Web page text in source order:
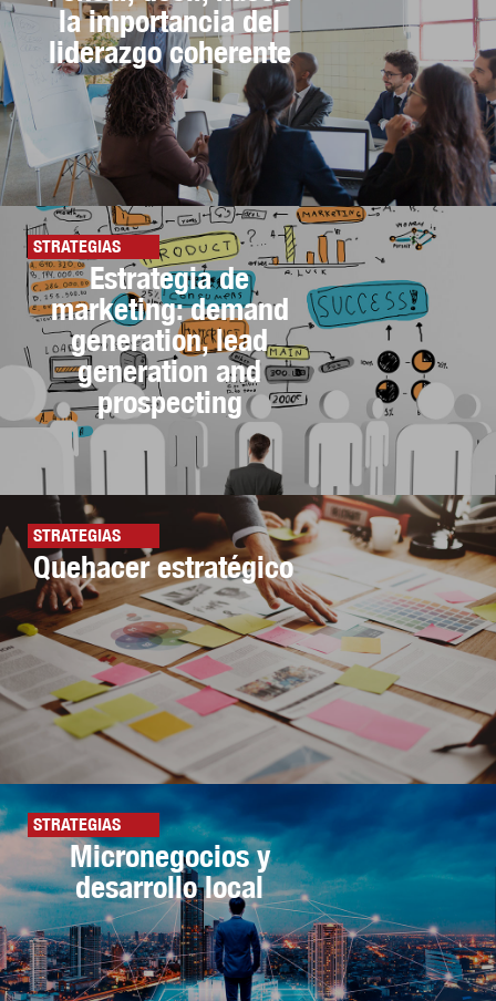
la importancia del
liderazgo coherente
STRATEGIAS
Estrategia de
marketing: demand
generation, lead
generation and
prospecting
STRATEGIAS
Quehacer estratégico
STRATEGIAS
Micronegocios y
desarrollo local